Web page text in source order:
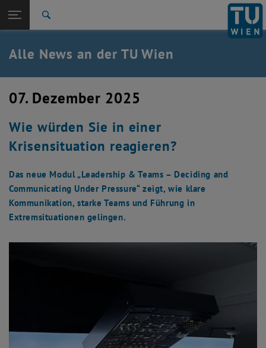
TU Login
Quicklinks
Quicklinks-Menü umschalten
Studium
Karriere
Zurück: Subseiten von TU Wien Startseite auflisten
Zurück zur letzten Ebene:
TU Wien Startseite
Übersicht
Alle News an der TU Wien
07. Dezember 2025
Wie würden Sie in einer
Krisensituation reagieren?
Das neue Modul „Leadership & Teams – Deciding and
Communicating Under Pressure“ zeigt, wie klare
Kommunikation, starke Teams und Führung in
Extremsituationen gelingen.